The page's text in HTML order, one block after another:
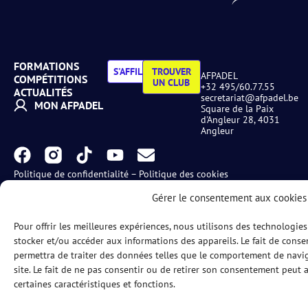
Gérer le consentement aux cookies
Pour offrir les meilleures expériences, nous utilisons des
stocker et/ou accéder aux informations des appareils. Le fait de
permettra de traiter des données telles que le comportement de
site. Le fait de ne pas consentir ou de retirer son consentement peut
certaines caractéristiques et fonctions.
FORMATIONS
COMPÉTITIONS
ACTUALITÉS
MON AFPADEL
S'AFFILIERTROUVER
UN CLUB
AFPADEL
+32 495/60.77.55
secretariat@afpadel.be
Square de la Paix
d'Angleur 28, 4031
Angleur
Politique de confidentialité – Politique des cookies
© AFPadel MarCom 2025